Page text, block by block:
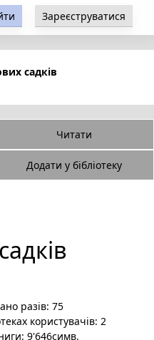
Зареєструватися
садків
Читати
Додати у бібліотеку
разів: 75
користувачів: 2
9'646симв.